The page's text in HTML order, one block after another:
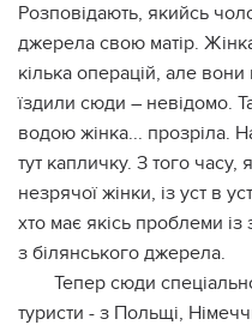
Розповідають, якийсь
джерела свою матір.
кілька операцій, але
їздили сюди – невідомо.
водою жінка... прозріла.
тут капличку. З того часу,
незрячої жінки, із уст в
хто має якісь проблеми
з білянського джерела.
Тепер сюди
туристи - з Польщі,